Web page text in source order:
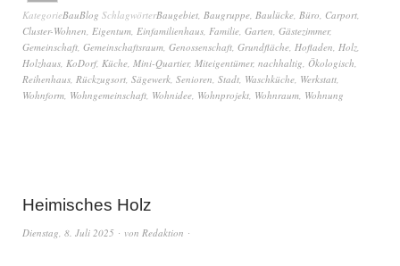
KategorieBauBlog SchlagwörterBaugebiet, Baugruppe, Baulücke, Büro, Carport,
Cluster-Wohnen, Eigentum, Einfamilienhaus, Familie, Garten, Gästezimmer,
Gemeinschaft, Gemeinschaftsraum, Genossenschaft, Grundfläche, Hofladen, Holz,
Holzhaus, KoDorf, Küche, Mini-Quartier, Miteigentümer, nachhaltig, Ökologisch,
Reihenhaus, Rückzugsort, Sägewerk, Senioren, Stadt, Waschküche, Werkstatt,
Wohnform, Wohngemeinschaft, Wohnidee, Wohnprojekt, Wohnraum, Wohnung
Heimisches Holz
Dienstag, 8. Juli 2025 von Redaktion